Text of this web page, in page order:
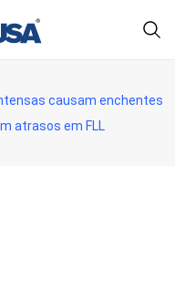
causam enchentes
atrasos em FLL